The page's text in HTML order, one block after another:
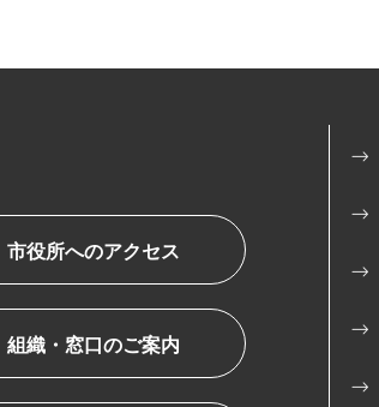
市役所へのアクセス
組織・窓口のご案内